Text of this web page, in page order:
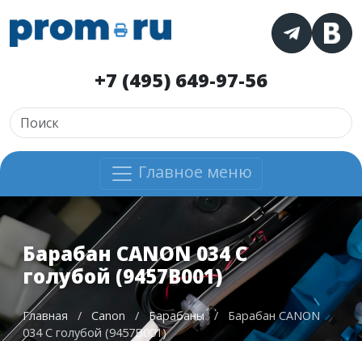
+7 (495) 649-97-56
Главное меню
Барабан CANON 034 C
голубой (9457B001)
Главная / Canon / Барабаны /
Барабан CANON
034 C голубой (9457B001)